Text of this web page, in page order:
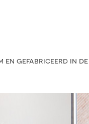
gefabriceerd in